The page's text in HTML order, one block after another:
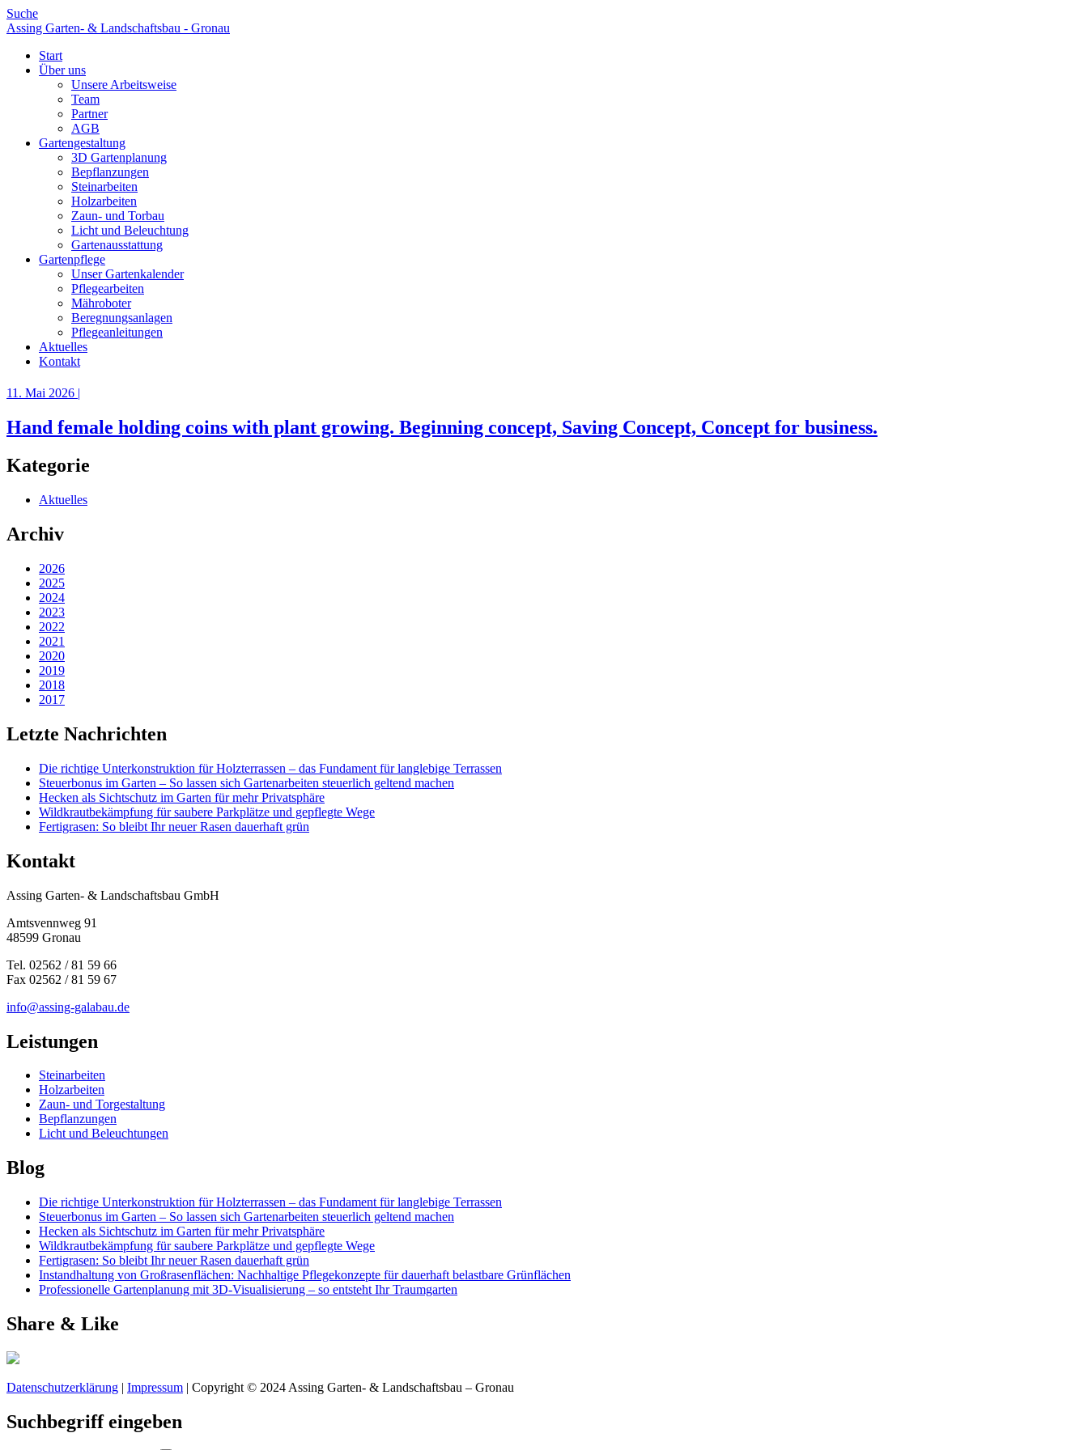
Suche
Assing Garten- & Landschaftsbau - Gronau
Start
Über uns
Unsere Arbeitsweise
Team
Partner
AGB
Gartengestaltung
3D Gartenplanung
Bepflanzungen
Steinarbeiten
Holzarbeiten
Zaun- und Torbau
Licht und Beleuchtung
Gartenausstattung
Gartenpflege
Unser Gartenkalender
Pflegearbeiten
Mähroboter
Beregnungsanlagen
Pflegeanleitungen
Aktuelles
Kontakt
11. Mai 2026 |
Hand female holding coins with plant growing. Beginning concept, Saving Concept, Concept for business.
Kategorie
Aktuelles
Archiv
2026
2025
2024
2023
2022
2021
2020
2019
2018
2017
Letzte Nachrichten
Die richtige Unterkonstruktion für Holzterrassen – das Fundament für langlebige Terrassen
Steuerbonus im Garten – So lassen sich Gartenarbeiten steuerlich geltend machen
Hecken als Sichtschutz im Garten für mehr Privatsphäre
Wildkrautbekämpfung für saubere Parkplätze und gepflegte Wege
Fertigrasen: So bleibt Ihr neuer Rasen dauerhaft grün
Kontakt
Assing Garten- & Landschaftsbau GmbH
Amtsvennweg 91
48599 Gronau
Tel. 02562 / 81 59 66
Fax 02562 / 81 59 67
info@assing-galabau.de
Leistungen
Steinarbeiten
Holzarbeiten
Zaun- und Torgestaltung
Bepflanzungen
Licht und Beleuchtungen
Blog
Die richtige Unterkonstruktion für Holzterrassen – das Fundament für langlebige Terrassen
Steuerbonus im Garten – So lassen sich Gartenarbeiten steuerlich geltend machen
Hecken als Sichtschutz im Garten für mehr Privatsphäre
Wildkrautbekämpfung für saubere Parkplätze und gepflegte Wege
Fertigrasen: So bleibt Ihr neuer Rasen dauerhaft grün
Instandhaltung von Großrasenflächen: Nachhaltige Pflegekonzepte für dauerhaft belastbare Grünflächen
Professionelle Gartenplanung mit 3D-Visualisierung – so entsteht Ihr Traumgarten
Share & Like
Datenschutzerklärung | Impressum | Copyright © 2024 Assing Garten- & Landschaftsbau – Gronau
Suchbegriff eingeben